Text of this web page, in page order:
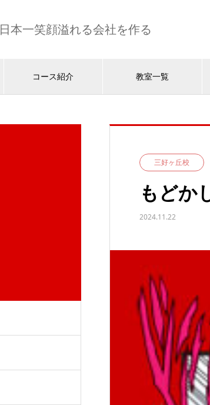
日本一笑顔溢れる会社を作る
コース紹介 教室一覧
三好ヶ丘校
もどか
2024.11.22